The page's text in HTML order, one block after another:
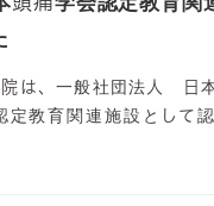
は、一般社団法人 日
定教育関連施設として